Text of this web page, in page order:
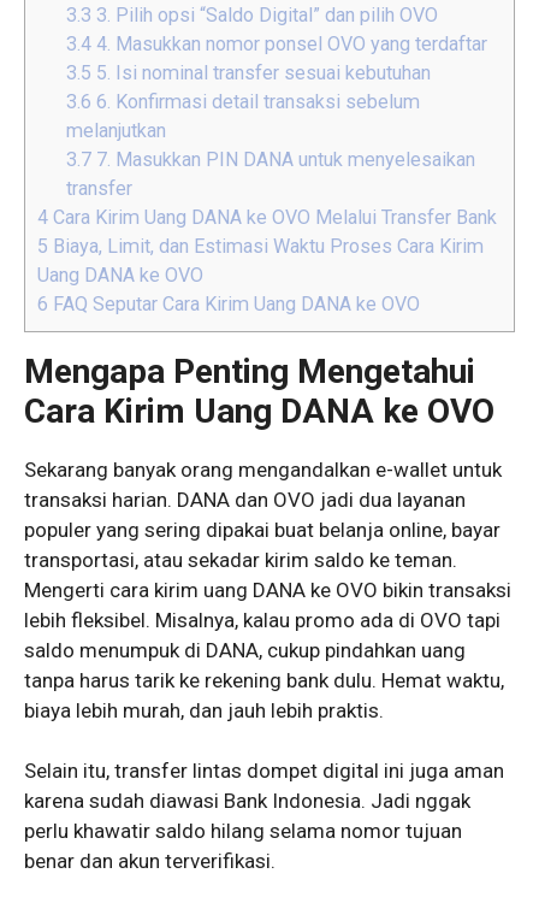
3.3 3. Pilih opsi “Saldo Digital” dan pilih OVO
3.4 4. Masukkan nomor ponsel OVO yang terdaftar
3.5 5. Isi nominal transfer sesuai kebutuhan
3.6 6. Konfirmasi detail transaksi sebelum
melanjutkan
3.7 7. Masukkan PIN DANA untuk menyelesaikan
transfer
4 Cara Kirim Uang DANA ke OVO Melalui Transfer Bank
5 Biaya, Limit, dan Estimasi Waktu Proses Cara Kirim
Uang DANA ke OVO
6 FAQ Seputar Cara Kirim Uang DANA ke OVO
Mengapa Penting Mengetahui
Cara Kirim Uang DANA ke OVO
Sekarang banyak orang mengandalkan e-wallet untuk
transaksi harian. DANA dan OVO jadi dua layanan
populer yang sering dipakai buat belanja online, bayar
transportasi, atau sekadar kirim saldo ke teman.
Mengerti cara kirim uang DANA ke OVO bikin transaksi
lebih fleksibel. Misalnya, kalau promo ada di OVO tapi
saldo menumpuk di DANA, cukup pindahkan uang
tanpa harus tarik ke rekening bank dulu. Hemat waktu,
biaya lebih murah, dan jauh lebih praktis.
Selain itu, transfer lintas dompet digital ini juga aman
karena sudah diawasi Bank Indonesia. Jadi nggak
perlu khawatir saldo hilang selama nomor tujuan
benar dan akun terverifikasi.